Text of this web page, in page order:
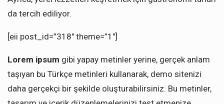
da tercih ediliyor.
[eii post_id=”318″ theme=”1″]
Lorem ipsum gibi yapay metinler yerine, gerçek anlam
taşıyan bu Türkçe metinleri kullanarak, demo sitenizi
daha gerçekçi bir şekilde oluşturabilirsiniz. Bu metinler,